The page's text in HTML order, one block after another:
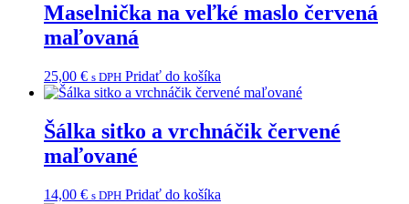
Maselnička na veľké maslo červená
maľovaná
25,00 € s DPH Pridať do košíka
Šálka sitko a vrchnáčik červené
maľované
14,00 € s DPH Pridať do košíka